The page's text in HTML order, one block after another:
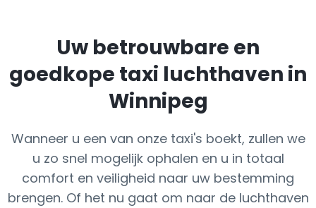
Uw betrouwbare en
goedkope taxi luchthaven in
Winnipeg
Wanneer u een van onze taxi's boekt, zullen we
u zo snel mogelijk ophalen en u in totaal
comfort en veiligheid naar uw bestemming
brengen. Of het nu gaat om naar de luchthaven